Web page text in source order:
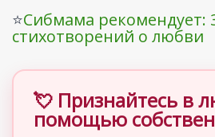
⭐Сибмама рекомендует:
стихотворений о любви
💘 Признайтесь в
помощью